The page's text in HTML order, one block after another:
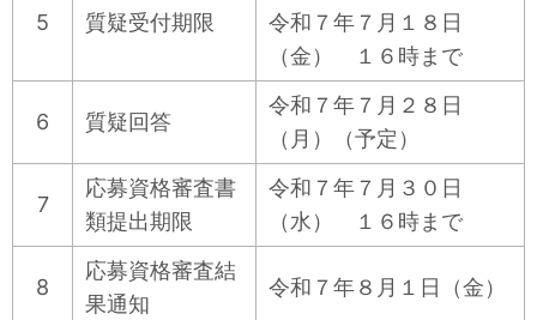
5 質疑受付期限
令和７年７月１８日
（金）
１６時まで
6 質疑回答
令和７年７月２８日
（月）
（予定）
7
応募資格審査書
類提出期限
令和７年７月３０日
（水）
１６時まで
8
応募資格審査結
果通知
令和７年８月１日 （金）